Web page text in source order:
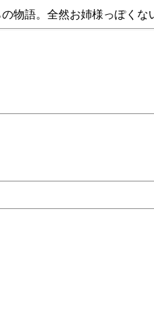
物語。全然お姉様っぽくな